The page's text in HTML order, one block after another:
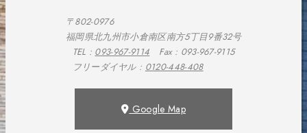
〒802-0976
福岡県北九州市小倉南区南方5丁目9番32号
TEL : 093-967-9114 Fax : 093-967-9115
フリーダイヤル : 0120-448-408
Google Map